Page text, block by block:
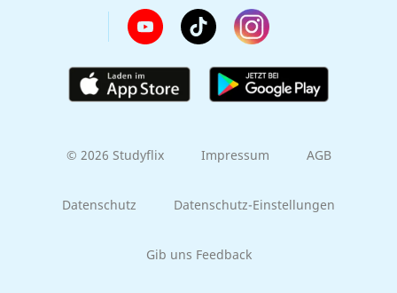
© 2026 Studyflix Impressum AGB
Datenschutz Datenschutz-Einstellungen
Gib uns Feedback